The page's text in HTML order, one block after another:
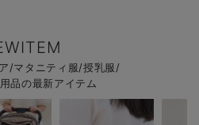
/マタニティ服/授乳服/
品の最新アイテム